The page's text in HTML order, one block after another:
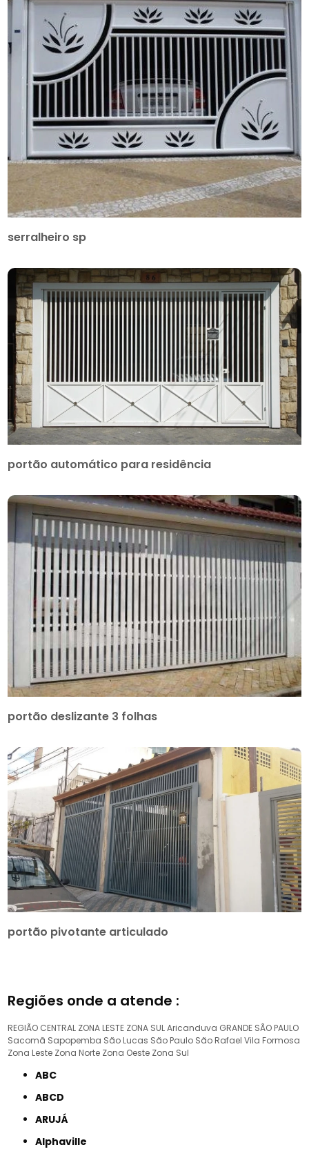
serralheiro sp
portão automático para residência
portão deslizante 3 folhas
portão pivotante articulado
Regiões onde a atende :
REGIÃO CENTRAL ZONA LESTE ZONA SULAricanduva GRANDE SÃO PAULO
Sacomã Sapopemba São Lucas São Paulo São Rafael Vila Formosa
Zona Leste Zona Norte Zona Oeste Zona Sul
ABC
ABCD
ARUJÁ
Alphaville